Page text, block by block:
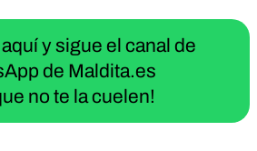
aquí y sigue el canal de
de Maldita.es
no te la cuelen!